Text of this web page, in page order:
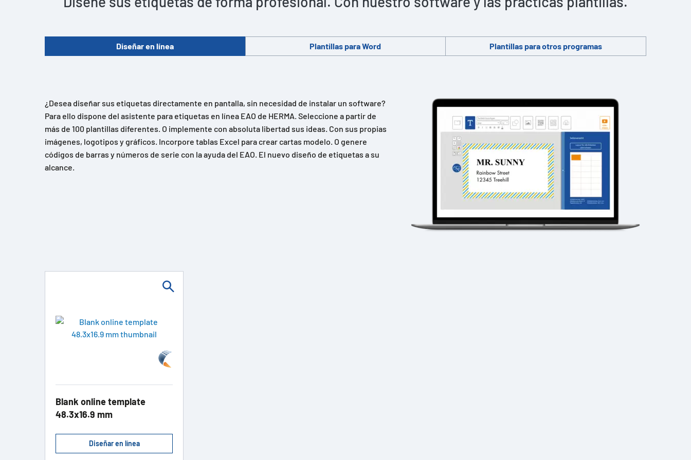
Diseñar en línea Plantillas para Word Plantillas para otros programas
¿Desea diseñar sus etiquetas directamente en pantalla, sin necesidad de instalar un software?
Para ello dispone del asistente para etiquetas en línea EAO de HERMA. Seleccione a partir de
más de 100 plantillas diferentes. O implemente con absoluta libertad sus ideas. Con sus propias
imágenes, logotipos y gráficos. Incorpore tablas Excel para crear cartas modelo. O genere
códigos de barras y números de serie con la ayuda del EAO. El nuevo diseño de etiquetas a su
alcance.
Blank online template
48.3x16.9 mm
Diseñar en línea